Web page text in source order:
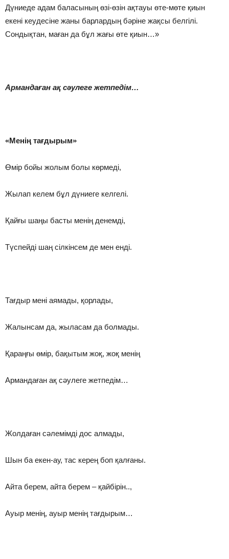
Дүниеде адам баласының өзі-өзін ақтауы өте-мөте қиын
екені кеудесіне жаны барлардың бәріне жақсы белгілі.
Сондықтан, маған да бұл жағы өте қиын…»
Армандаған ақ сәулеге жетпедім…
«Менің тағдырым»
Өмір бойы жолым болы көрмеді,
Жылап келем бұл дүниеге келгелі.
Қайғы шаңы басты менің денемді,
Түспейді шаң сілкінсем де мен енді.
Тағдыр мені аямады, қорлады,
Жалынсам да, жыласам да болмады.
Қараңғы өмір, бақытым жоқ, жоқ менің
Армандаған ақ сәулеге жетпедім…
Жолдаған сәлемімді дос алмады,
Шын ба екен-ау, тас керең боп қалғаны.
Айта берем, айта берем – қайбірін..,
Ауыр менің, ауыр менің тағдырым…